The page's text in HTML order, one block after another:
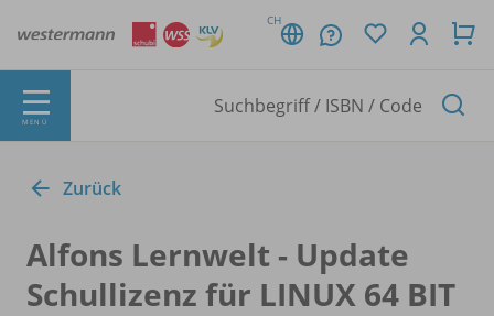
CH
MENÜ
Zurück
Alfons Lernwelt - Update
Schullizenz für LINUX 64 BIT